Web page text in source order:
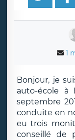
1
Bonjour, je
auto-école à
septembre
conduite en
eu trois
conseillé de